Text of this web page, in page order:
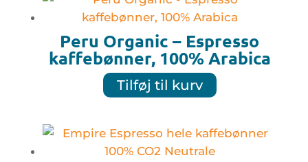
Peru Organic – Espresso
kaffebønner, 100% Arabica
Tilføj til kurv